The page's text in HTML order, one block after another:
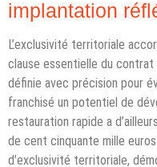
implantation
L’exclusivité territoriale
clause essentielle du
définie avec précision pour
franchisé un potentiel de
restauration rapide a
de cent cinquante mille
d’exclusivité territoriale,